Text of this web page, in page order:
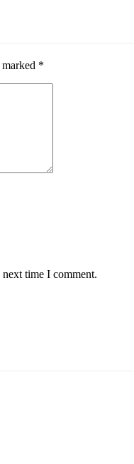
*
time I comment.